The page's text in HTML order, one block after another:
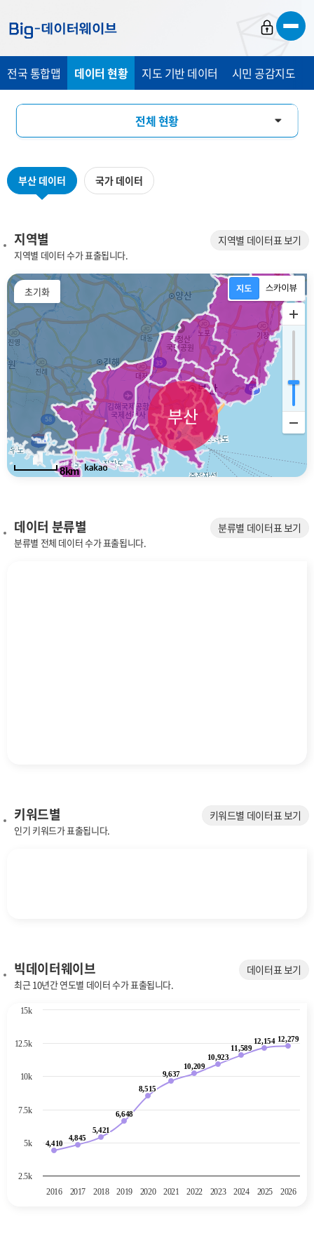
가
기
가
기
가
기
전국 통합맵 데이터 현황 지도 기반 데이터 시민 공감지도
전체 현황
데이터 분류별
부산 데이터 국가 데이터
지역별
지역별 데이터 수가 표출됩니다.
지역별 데이터표 보기
부산
8km
초기화
데이터 분류별
분류별 전체 데이터 수가 표출됩니다.
분류별 데이터표 보기
키워드별
인기 키워드가 표출됩니다.
키워드별 데이터표 보기
빅데이터웨이브
최근 10년간 연도별 데이터 수가 표출됩니다.
데이터표 보기
Chart
The chart has 1 X axis displaying categories.
The chart has 1 Y axis displaying values. Data ranges from 4410 to
4,410
4,410
4,845
4,845
5,421
5,421
6,648
6,648
8,515
8,515
9,637
9,637
10,209
10,209
10,923
10,923
11,589
11,589
12,154
12,154 12,279
12,279
2016 2017 2018 2019 2020 2021 2022 2023 2024 2025 2026
2.5k
5k
7.5k
10k
12.5k
15k